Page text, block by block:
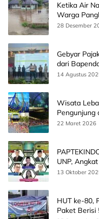
Ketika Air
Warga
Banjir
28 Desember
Gebyar
dari
14 Agustus
Wisata
Pengunjung
22 Maret 2026
UNP,
Agendanya
13 Oktober
HUT ke-80,
Paket Berisi